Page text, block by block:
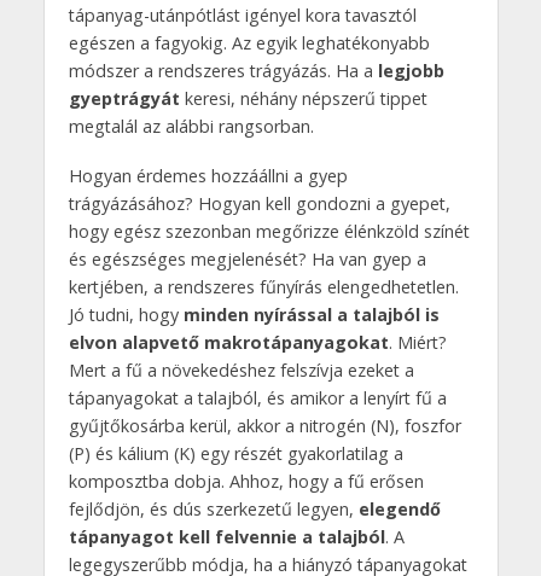
tápanyag-utánpótlást igényel kora tavasztól
egészen a fagyokig. Az egyik leghatékonyabb
módszer a rendszeres trágyázás. Ha a legjobb
gyeptrágyát keresi, néhány népszerű tippet
megtalál az alábbi rangsorban.
Hogyan érdemes hozzáállni a gyep
trágyázásához? Hogyan kell gondozni a gyepet,
hogy egész szezonban megőrizze élénkzöld színét
és egészséges megjelenését? Ha van gyep a
kertjében, a rendszeres fűnyírás elengedhetetlen.
Jó tudni, hogy minden nyírással a talajból is
elvon alapvető makrotápanyagokat. Miért?
Mert a fű a növekedéshez felszívja ezeket a
tápanyagokat a talajból, és amikor a lenyírt fű a
gyűjtőkosárba kerül, akkor a nitrogén (N), foszfor
(P) és kálium (K) egy részét gyakorlatilag a
komposztba dobja. Ahhoz, hogy a fű erősen
fejlődjön, és dús szerkezetű legyen, elegendő
tápanyagot kell felvennie a talajból. A
legegyszerűbb módja, ha a hiányzó tápanyagokat